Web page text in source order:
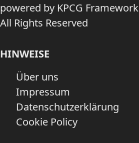
powered by KPCG Framework
All Rights Reserved
HINWEISE
Über uns
Impressum
Datenschutzerklärung
Cookie Policy